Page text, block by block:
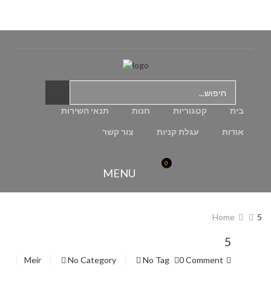
בית קטגוריות חנות תנאי השירות
אודות עגלת קניות צור קשר
MENU
0
Home 5
5
Meir No Category No Tag 0 Comment